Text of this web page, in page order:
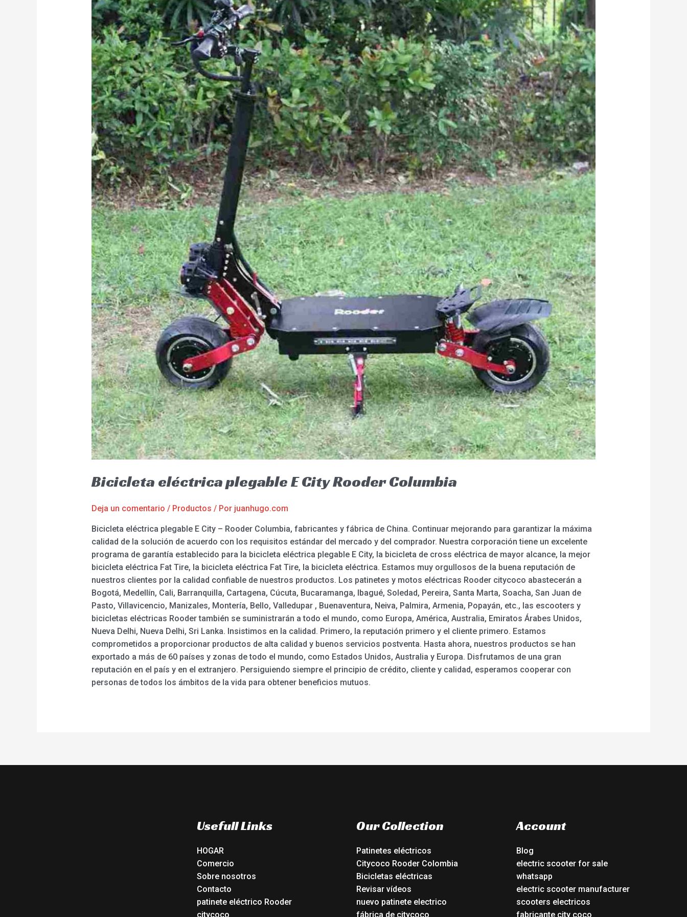
Bicicleta eléctrica plegable E City Rooder Columbia
Deja un comentario / Productos / Por juanhugo.com
Bicicleta eléctrica plegable E City – Rooder Columbia, fabricantes y fábrica de China. Continuar mejorando para garantizar la máxima
calidad de la solución de acuerdo con los requisitos estándar del mercado y del comprador. Nuestra corporación tiene un excelente
programa de garantía establecido para la bicicleta eléctrica plegable E City, la bicicleta de cross eléctrica de mayor alcance, la mejor
bicicleta eléctrica Fat Tire, la bicicleta eléctrica Fat Tire, la bicicleta eléctrica. Estamos muy orgullosos de la buena reputación de
nuestros clientes por la calidad confiable de nuestros productos. Los patinetes y motos eléctricas Rooder citycoco abastecerán a
Bogotá, Medellín, Cali, Barranquilla, Cartagena, Cúcuta, Bucaramanga, Ibagué, Soledad, Pereira, Santa Marta, Soacha, San Juan de
Pasto, Villavicencio, Manizales, Montería, Bello, Valledupar , Buenaventura, Neiva, Palmira, Armenia, Popayán, etc., las escooters y
bicicletas eléctricas Rooder también se suministrarán a todo el mundo, como Europa, América, Australia, Emiratos Árabes Unidos,
Nueva Delhi, Nueva Delhi, Sri Lanka. Insistimos en la calidad. Primero, la reputación primero y el cliente primero. Estamos
comprometidos a proporcionar productos de alta calidad y buenos servicios postventa. Hasta ahora, nuestros productos se han
exportado a más de 60 países y zonas de todo el mundo, como Estados Unidos, Australia y Europa. Disfrutamos de una gran
reputación en el país y en el extranjero. Persiguiendo siempre el principio de crédito, cliente y calidad, esperamos cooperar con
personas de todos los ámbitos de la vida para obtener beneficios mutuos.
Usefull Links
HOGAR
Comercio
Sobre nosotros
Contacto
patinete eléctrico Rooder
citycoco
Our Collection
Patinetes eléctricos
Citycoco Rooder Colombia
Bicicletas eléctricas
Revisar vídeos
nuevo patinete electrico
fábrica de citycoco
Account
Blog
electric scooter for sale
whatsapp
electric scooter manufacturer
scooters electricos
fabricante city coco